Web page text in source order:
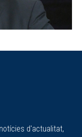
d'actualitat,